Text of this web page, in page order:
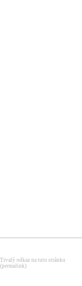
Trvalý odkaz na tuto stránku
(permalink)